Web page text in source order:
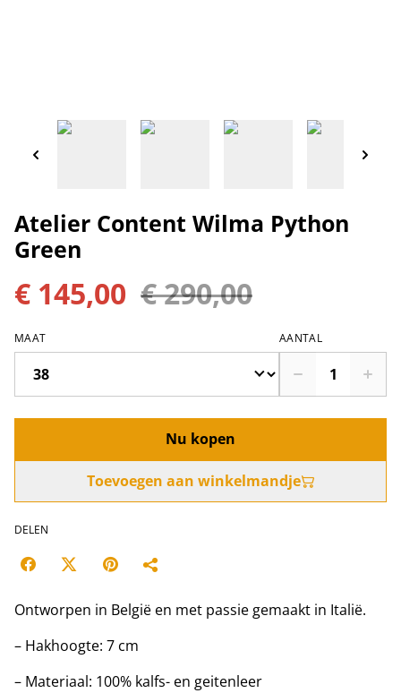
Atelier Content Wilma Python
Green
€ 145,00 € 290,00
MAAT AANTAL
Nu kopen
Toevoegen aan winkelmandje
DELEN
Ontworpen in België en met passie gemaakt in Italië.
– Hakhoogte: 7 cm
– Materiaal: 100% kalfs- en geitenleer